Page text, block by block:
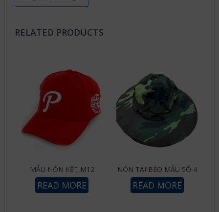
RELATED PRODUCTS
MẪU NÓN KẾT M12
READ MORE
NÓN TAI BÈO MẪU SỐ 4
READ MORE